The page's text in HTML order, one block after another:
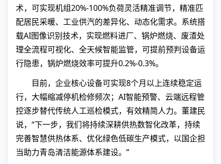
术，可实现机组20%-100%负荷灵活精准调节，精准匹
配居民采暖、工业供汽的差异化、动态化需求。系统搭
载AI图像识别技术，实现燃料进厂、锅炉燃烧、废渣处
理全流程可视化、全天候智能监管，可提前预判设备运
行隐患，锅炉燃烧效率可提升0.2%-0.3%。
目前，企业核心设备可实现8个月以上连续稳定运
行，大幅缩减停机检修频次；AI智能预警、云端远程管
控逐步替代传统人工巡检模式，有效精简人力。董建民
说，“下一步，我们将持续深耕供热数智化改革，持续
完善智慧供热体系、优化绿色低碳生产模式，以国企担
当助力青岛清洁能源体系建设。”